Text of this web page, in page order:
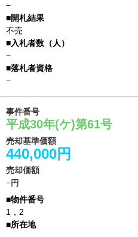
−
不売
−
−
事件番号
平成30年(ケ)第61号
売却基準価額
440,000円
売却価額
−円
1，2